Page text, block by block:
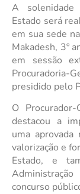
A
Estado será
em sua sede
Makadesh, 3º
em sessão
Procuradoria-
presidido pelo
O
destacou a
uma aprovada
valorização e
Estado, e
concurso